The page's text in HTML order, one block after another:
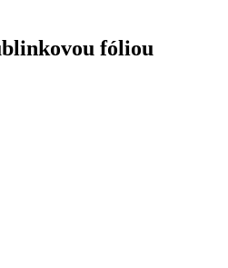
fóliou